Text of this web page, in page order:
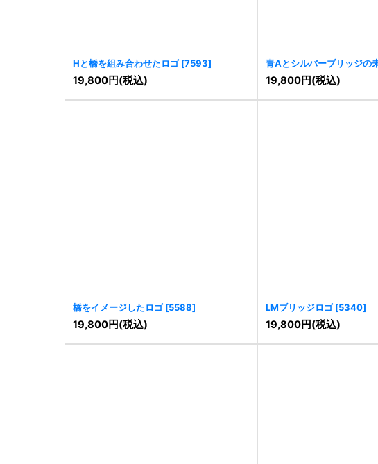
Hと橋を組み合わせたロゴ [7593]
19,800円(税込)
青Aとシルバーブリッジの
[6946]
19,800円(税込)
橋をイメージしたロゴ [5588]
19,800円(税込)
LMブリッジロゴ [5340]
19,800円(税込)